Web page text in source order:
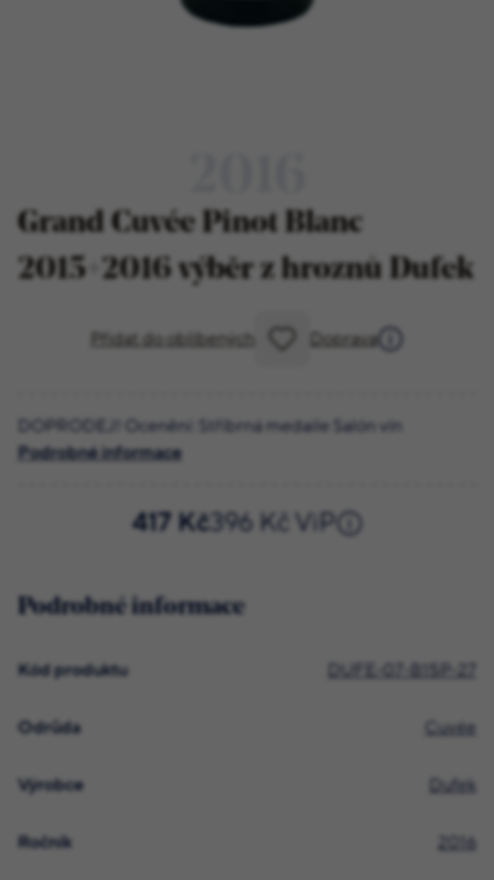
Grand Cuvée Pinot Blanc
2015+2016 výběr z hroznů Dufek
Přidat do oblíbených Doprava
DOPRODEJ! Ocenění: Stříbrná medaile Salón vín
Podrobné informace
417 Kč396 Kč ViP
Podrobné informace
Kód produktu DUFE-07-B15P-27
Odrůda Cuvée
Výrobce Dufek
Ročník 2016